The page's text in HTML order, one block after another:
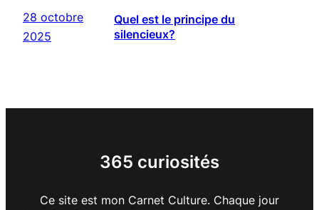
28 octobre
2025
Quel est le principe du
silencieux?
365 curiosités
Ce site est mon Carnet Culture. Chaque jour